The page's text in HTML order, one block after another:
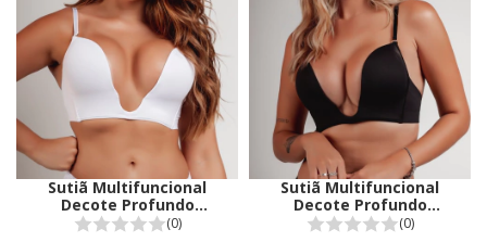
Sutiã Multifuncional
Decote Profundo
Duhellen Branco 5381
(0)
Sutiã Multifuncional
Decote Profundo
Duhellen Preto 5381
(0)